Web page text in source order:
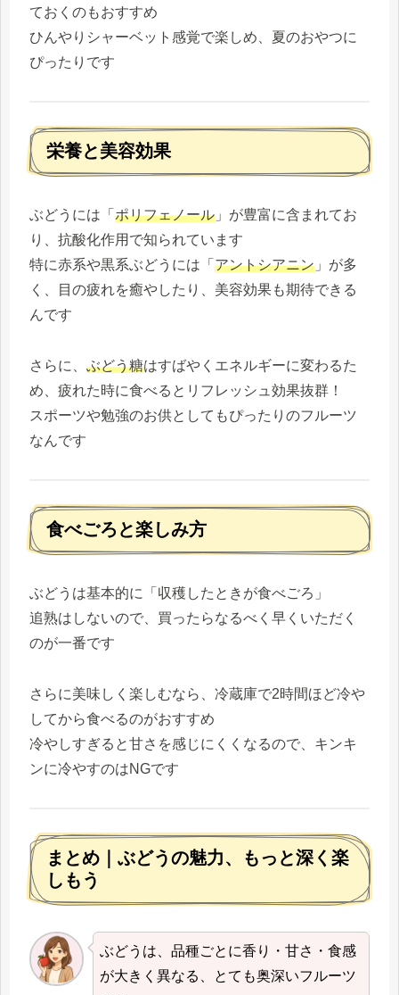
ておくのもおすすめ
ひんやりシャーベット感覚で楽しめ、夏のおやつに
ぴったりです
栄養と美容効果
ぶどうには「 ポリフェノール 」が豊富に含まれてお
り、抗酸化作用で知られています
特に赤系や黒系ぶどうには「 アントシアニン 」が多
く、目の疲れを癒やしたり、美容効果も期待できる
んです
さらに、 ぶどう糖はすばやくエネルギーに変わるた
め、疲れた時に食べるとリフレッシュ効果抜群！
スポーツや勉強のお供としてもぴったりのフルーツ
なんです
食べごろと楽しみ方
ぶどうは基本的に「収穫したときが食べごろ」
追熟はしないので、買ったらなるべく早くいただく
のが一番です
さらに美味しく楽しむなら、冷蔵庫で2時間ほど冷や
してから食べるのがおすすめ
冷やしすぎると甘さを感じにくくなるので、キンキ
ンに冷やすのはNGです
まとめ｜ぶどうの魅力、もっと深く楽
しもう
ぶどうは、品種ごとに香り・甘さ・食感
が大きく異なる、とても奥深いフルーツ